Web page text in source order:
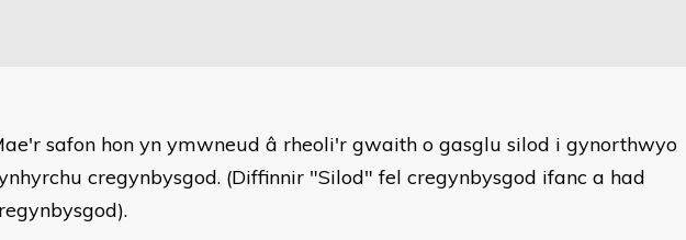
safon hon yn ymwneud â rheoli'r gwaith o gasglu silod i gynorthwyo
cregynbysgod. (Diffinnir "Silod" fel cregynbysgod ifanc a had